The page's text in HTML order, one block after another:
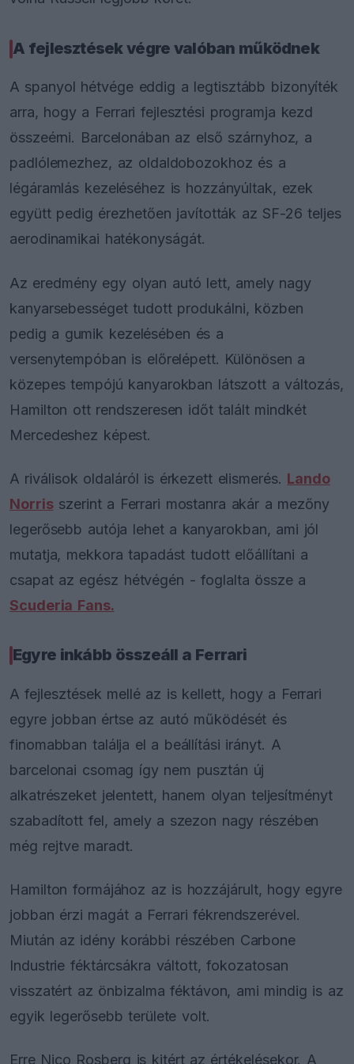
A fejlesztések végre valóban működnek
A spanyol hétvége eddig a legtisztább bizonyíték
arra, hogy a Ferrari fejlesztési programja kezd
összeérni. Barcelonában az első szárnyhoz, a
padlólemezhez, az oldaldobozokhoz és a
légáramlás kezeléséhez is hozzányúltak, ezek
együtt pedig érezhetően javították az SF-26 teljes
aerodinamikai hatékonyságát.
Az eredmény egy olyan autó lett, amely nagy
kanyarsebességet tudott produkálni, közben
pedig a gumik kezelésében és a
versenytempóban is előrelépett. Különösen a
közepes tempójú kanyarokban látszott a változás,
Hamilton ott rendszeresen időt talált mindkét
Mercedeshez képest.
A riválisok oldaláról is érkezett elismerés. Lando
Norrisszerint a Ferrari mostanra akár a mezőny
legerősebb autója lehet a kanyarokban, ami jól
mutatja, mekkora tapadást tudott előállítani a
csapat az egész hétvégén - foglalta össze a
Scuderia Fans.
Egyre inkább összeáll a Ferrari
A fejlesztések mellé az is kellett, hogy a Ferrari
egyre jobban értse az autó működését és
finomabban találja el a beállítási irányt. A
barcelonai csomag így nem pusztán új
alkatrészeket jelentett, hanem olyan teljesítményt
szabadított fel, amely a szezon nagy részében
még rejtve maradt.
Hamilton formájához az is hozzájárult, hogy egyre
jobban érzi magát a Ferrari fékrendszerével.
Miután az idény korábbi részében Carbone
Industrie féktárcsákra váltott, fokozatosan
visszatért az önbizalma féktávon, ami mindig is az
egyik legerősebb területe volt.
Erre Nico Rosberg is kitért az értékelésekor. A